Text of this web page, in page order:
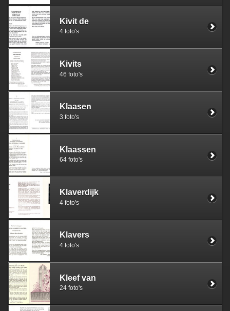
Kivit de
4 foto's
Kivits
46 foto's
Klaasen
3 foto's
Klaassen
64 foto's
Klaverdijk
4 foto's
Klavers
4 foto's
Kleef van
24 foto's